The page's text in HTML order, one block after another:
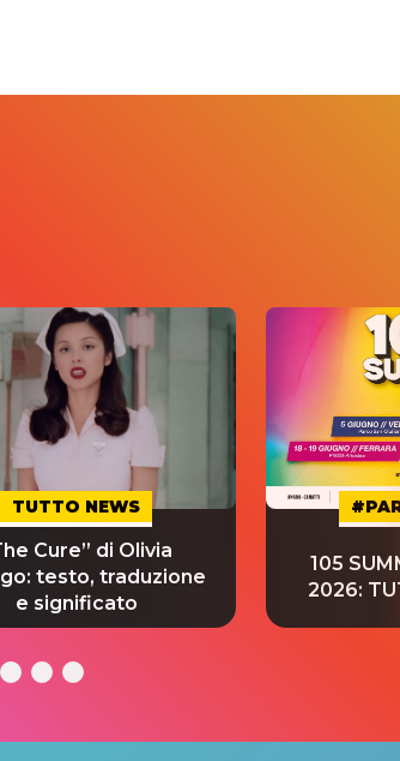
TUTTO NEWS
Cure” di Olivia
testo, traduzione
e significato
105
2026: